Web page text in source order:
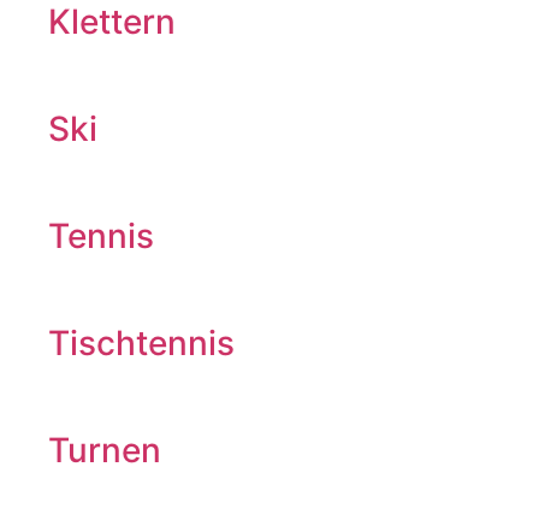
Klettern
Ski
Tennis
Tischtennis
Turnen